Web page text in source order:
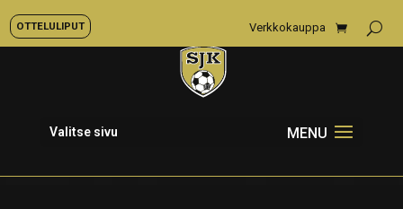
OTTELULIPUT Verkkokauppa
Valitse sivu